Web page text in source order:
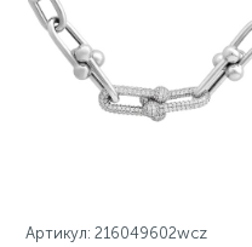
Артикул: 216049602wcz